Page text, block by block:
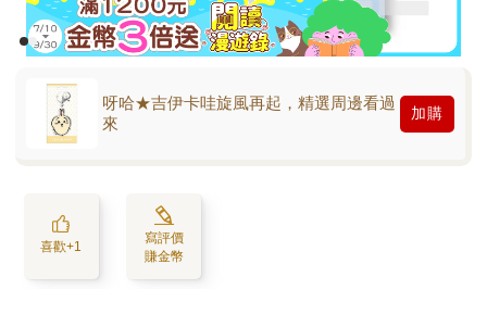
呀哈★吉伊卡哇旋風再起，精選周邊看過
來
加購
喜歡+1
寫評價
賺金幣